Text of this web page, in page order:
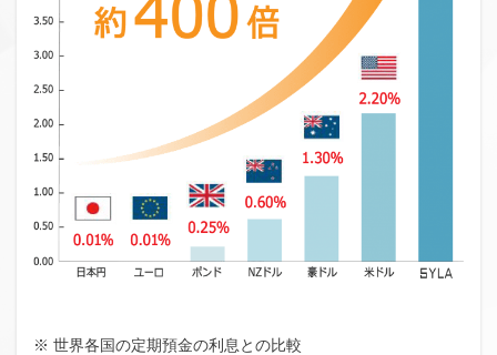
※ 世界各国の定期預金の利息との比較